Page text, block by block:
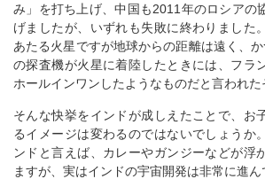
み」を打ち上げ、中国も2011年のロシアの
げましたが、いずれも失敗に終わりました
あたる火星ですが地球からの距離は遠く、
の探査機が火星に着陸したときには、フラ
ホールインワンしたようなものだと言われた
そんな快挙をインドが成しえたことで、お
るイメージは変わるのではないでしょうか
ンドと言えば、カレーやガンジーなどが浮
ますが、実はインドの宇宙開発は非常に進ん